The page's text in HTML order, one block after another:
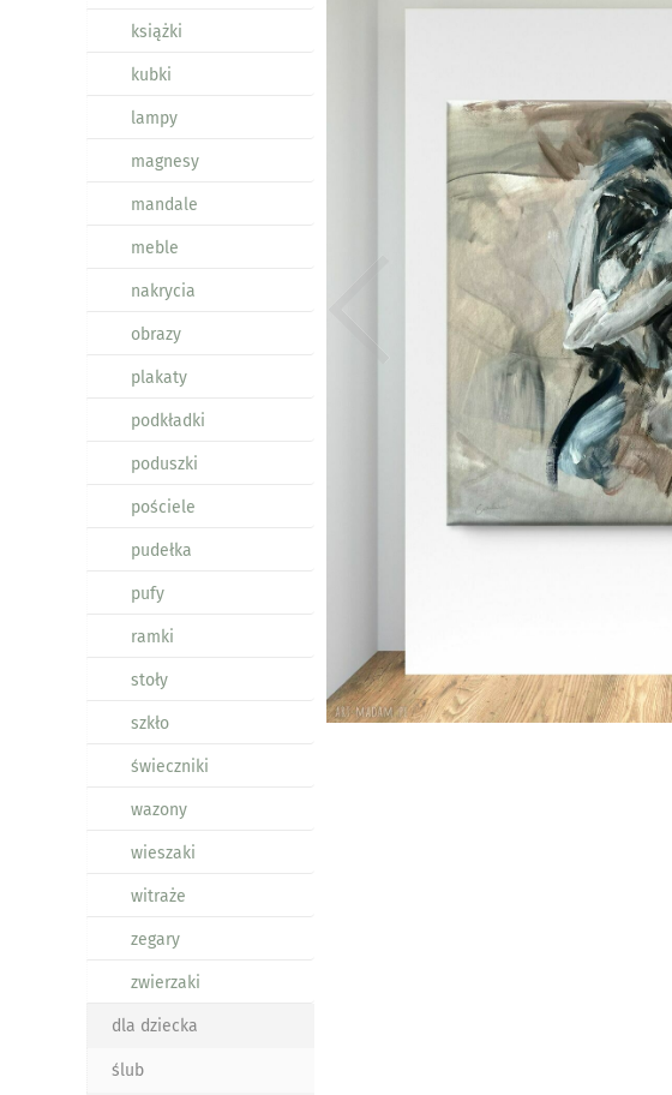
książki
kubki
lampy
magnesy
mandale
meble
nakrycia
obrazy
plakaty
podkładki
poduszki
pościele
pudełka
pufy
ramki
stoły
szkło
świeczniki
wazony
wieszaki
witraże
zegary
zwierzaki
dla dziecka
ślub